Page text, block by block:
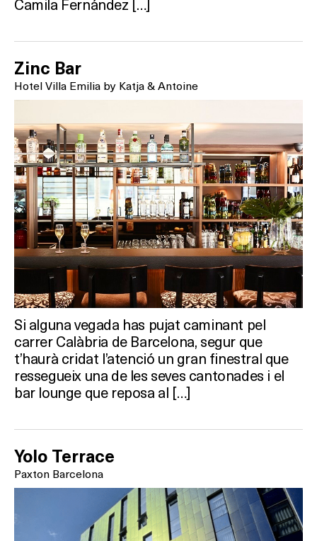
Què vols fer?
TERRASSES
BARS
SPAS
Zinc Bar
Hotel Villa Emilia by Katja & Antoine
Si alguna vegada has pujat caminant pel
carrer Calàbria de Barcelona, segur que
t’haurà cridat l’atenció un gran finestral que
ressegueix una de les seves cantonades i el
bar lounge que reposa al […]
Yolo Terrace
Paxton Barcelona